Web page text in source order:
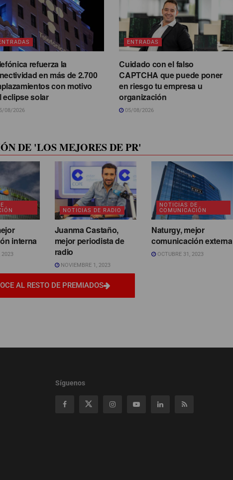
refuerza la
en más de 2.700
con motivo
eclipse solar
08/2026
ENTRADAS
Cuidado con el falso
CAPTCHA que puede poner
en riesgo tu empresa u
organización
05/08/2026
DE 'LOS MEJORES DE PR'
interna
2023
NOTICIAS DE RADIO
Juanma Castaño,
mejor periodista de
radio
NOVIEMBRE 1, 2023
NOTICIAS DE
COMUNICACIÓN
Naturgy, mejor
comunicación externa
OCTUBRE 31, 2023
AL RESTO DE PREMIADOS
Síguenos